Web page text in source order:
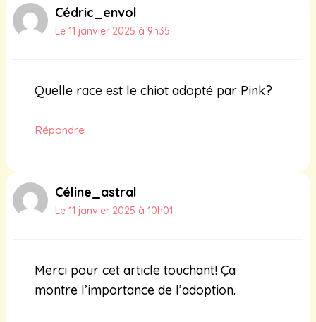
Cédric_envol
Le 11 janvier 2025 à 9h35
Quelle race est le chiot adopté par Pink?
Répondre
Céline_astral
Le 11 janvier 2025 à 10h01
Merci pour cet article touchant! Ça
montre l’importance de l’adoption.